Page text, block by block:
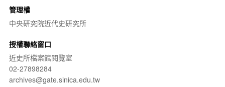
管理權
中央研究院近代史研究所
授權聯絡窗口
近史所檔案館閱覽室
02-27898284
archives@gate.sinica.edu.tw